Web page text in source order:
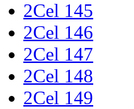
2Cel 145
2Cel 146
2Cel 147
2Cel 148
2Cel 149